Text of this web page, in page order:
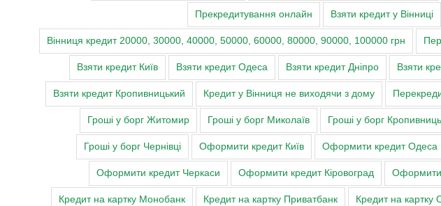
Прекредитування онлайн Взяти кредит у Вінниці
Вінниця кредит 20000, 30000, 40000, 50000, 60000, 80000, 90000, 100000 грн
Взяти кредит Київ Взяти кредит Одеса Взяти кредит Дніпро Взяти
Взяти кредит Кропивницький Кредит у Вінниця не виходячи з дому
Гроші у борг Житомир Гроші у борг Миколаїв Гроші у борг
Гроші у борг Чернівці Оформити кредит Київ Оформити кредит Одеса
Оформити кредит Черкаси Оформити кредит Кіровоград Оформити
Кредит на картку Монобанк Кредит на картку Приватбанк Кредит на картку